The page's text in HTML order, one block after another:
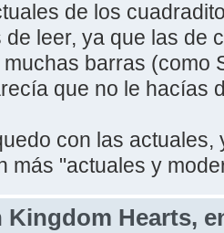
de los
de leer, ya que las de
barras (como
que no le hacías
con las
más "actuales y
Kingdom Hearts,